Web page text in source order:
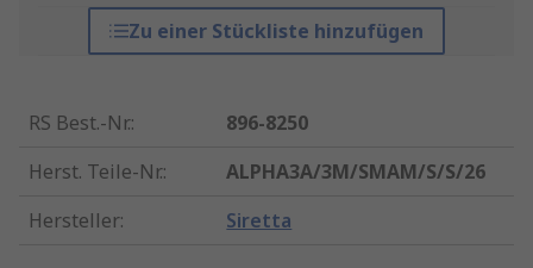
Zu einer Stückliste hinzufügen
RS Best.-Nr.:
896-8250
Herst. Teile-Nr.:
ALPHA3A/3M/SMAM/S/S/26
Hersteller: Siretta